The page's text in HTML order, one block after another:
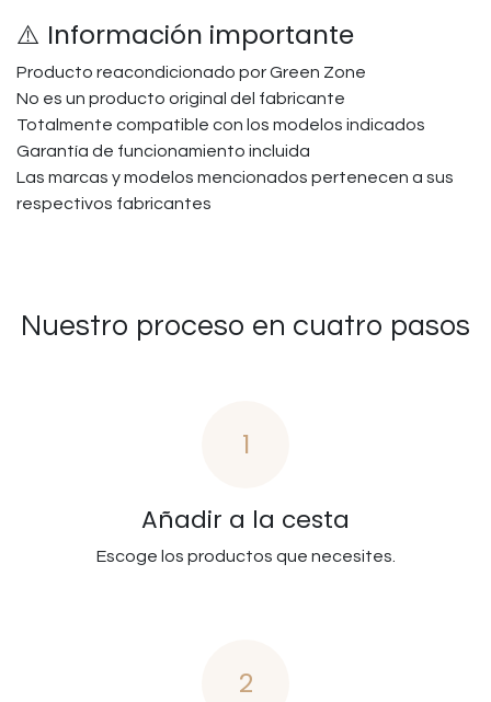
⚠️ Información importante
Producto reacondicionado por Green Zone
No es un producto original del fabricante
Totalmente compatible con los modelos indicados
Garantía de funcionamiento incluida
Las marcas y modelos mencionados pertenecen a sus
respectivos fabricantes
Nuestro proceso en cuatro pasos
1
Añadir a la cesta
Escoge los productos que necesites.
2